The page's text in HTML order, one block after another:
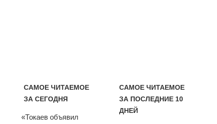
САМОЕ ЧИТАЕМОЕ
ЗА СЕГОДНЯ
«Токаев объявил
САМОЕ ЧИТАЕМОЕ
ЗА ПОСЛЕДНИЕ 10
ДНЕЙ